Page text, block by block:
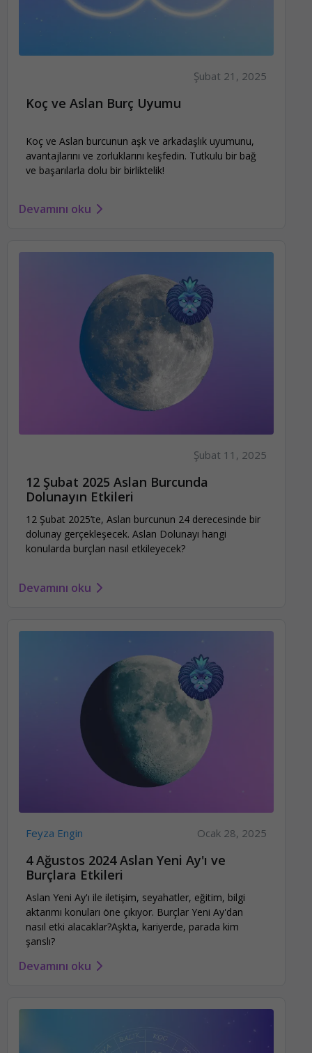
Şubat 21, 2025
Koç ve Aslan Burç Uyumu
Koç ve Aslan burcunun aşk ve arkadaşlık uyumunu,
avantajlarını ve zorluklarını keşfedin. Tutkulu bir bağ
ve başarılarla dolu bir birliktelik!
Devamını oku
Şubat 11, 2025
12 Şubat 2025 Aslan Burcunda
Dolunayın Etkileri
12 Şubat 2025’te, Aslan burcunun 24 derecesinde bir
dolunay gerçekleşecek. Aslan Dolunayı hangi
konularda burçları nasıl etkileyecek?
Devamını oku
Feyza Engin Ocak 28, 2025
4 Ağustos 2024 Aslan Yeni Ay'ı ve
Burçlara Etkileri
Aslan Yeni Ay'ı ile iletişim, seyahatler, eğitim, bilgi
aktarımı konuları öne çıkıyor. Burçlar Yeni Ay'dan
nasıl etki alacaklar?Aşkta, kariyerde, parada kim
şanslı?
Devamını oku